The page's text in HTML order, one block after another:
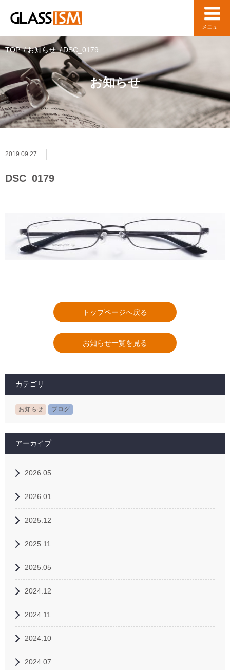
お知らせ
TOP お知らせ DSC_0179
2019.09.27
DSC_0179
トップページへ戻る
お知らせ一覧を見る
カテゴリ
お知らせ ブログ
アーカイブ
2026.05
2026.01
2025.12
2025.11
2025.05
2024.12
2024.11
2024.10
2024.07